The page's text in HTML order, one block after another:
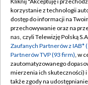
Abonament TVP
Emisja w TVP
Centrum informacji
Naziemna
korzystanie z technologii
dostęp do informacji na
przechowywanie oraz na
nas, czyli Telewizję Polską
Zaufanych Partnerów z IAB*
Partnerów TVP (93 firm), w
zautomatyzowanego
mierzenia ich skuteczności)
także zgody na